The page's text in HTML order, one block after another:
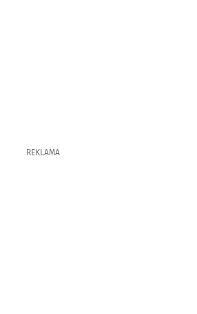
REKLAMA